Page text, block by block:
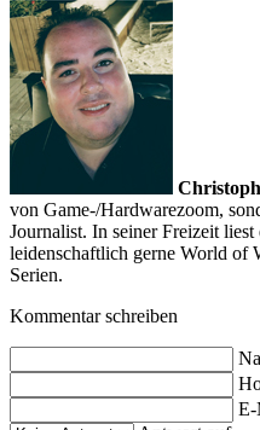
von Game-/Hardwarezoom,
Journalist. In seiner Freizeit
leidenschaftlich gerne World of
Serien.
Kommentar schreiben
E-